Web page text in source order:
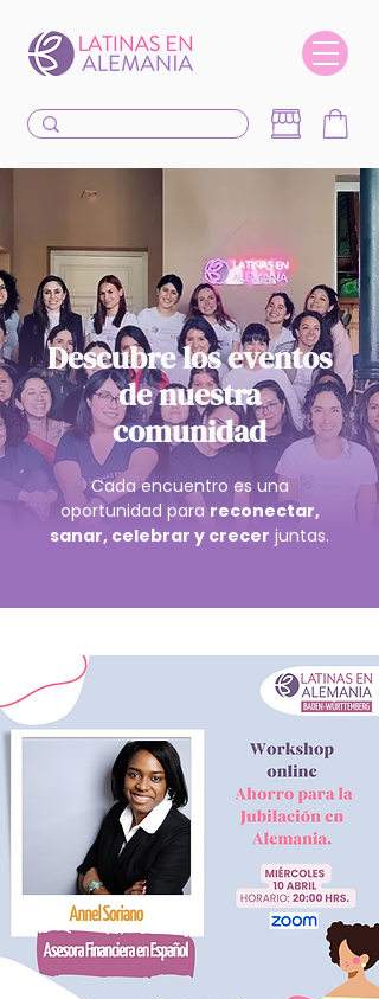
Descubre los eventos
de nuestra
comunidad
Cada encuentro es una
oportunidad parareconectar,
sanar, celebrar y crecer juntas.